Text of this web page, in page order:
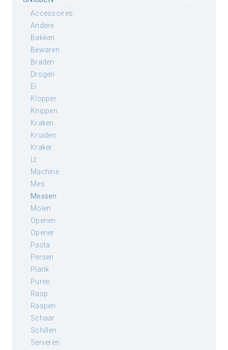
accessoires
andere
bakken
bewaren
braden
drogen
ei
klopper
knippen
kraken
kruiden
kraker
lt
machine
mes
messen
molen
openen
opener
pasta
persen
plank
puree
rasp
raspen
schaar
schillen
serveren